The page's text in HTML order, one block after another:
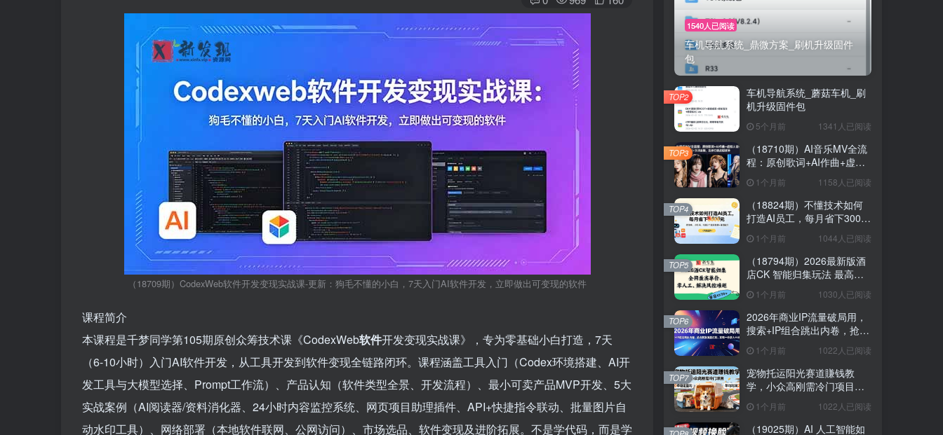
（18709期）CodexWeb软件开发变现实战课-更新：狗毛不懂的小白，7天入门AI软件开发，立即做出可变现的软件
课程简介
本课程是千梦同学第105期原创众筹技术课《CodexWeb软件开发变现实战课》，专为零基础小白打造，7天
（6-10小时）入门AI软件开发，从工具开发到软件变现全链路闭环。课程涵盖工具入门（Codex环境搭建、AI开
发工具与大模型选择、Prompt工作流）、产品认知（软件类型全景、开发流程）、最小可卖产品MVP开发、5大
实战案例（AI阅读器/资料消化器、24小时内容监控系统、网页项目助理插件、API+快捷指令联动、批量图片自
动水印工具）、网络部署（本地软件联网、公网访问）、市场选品、软件变现及进阶拓展。不是学代码，而是学
1540人已阅读
车机导航系统_鼎微方案_刷机升级固件
包
车机导航系统_蘑菇车机_刷
机升级固件包
5个月前 1341人已阅读
TOP2
（18710期）AI音乐MV全流
程：原创歌词+AI作曲+虚拟
步打造虚拟歌手
1个月前 1158人已阅读
TOP3
（18824期）不懂技术如何
打造AI员工，每月省下3000
个真实案例+开源提示
1个月前 1044人已阅读
TOP4
（18794期）2026最新版酒
店CK 智能归集玩法 最高单
解决风控难题
1个月前 1030人已阅读
TOP5
2026年商业IP流量破局用，
搜索+IP组合跳出内卷，抢占
入十分回报
1个月前 1022人已阅读
TOP6
宠物托运阳光赛道賺钱教
学，小众高刚需冷门项目，
日均10单稳定盈利，单均利
润200+
1个月前 1022人已阅读
TOP7
（19025期）AI 人工智能如